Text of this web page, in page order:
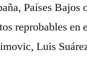
Países Bajos
reprobables en
Luis